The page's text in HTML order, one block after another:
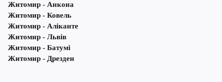
Житомир - Анкона
Житомир - Ковель
Житомир - Аліканте
Житомир - Львів
Житомир - Батумі
Житомир - Дрезден